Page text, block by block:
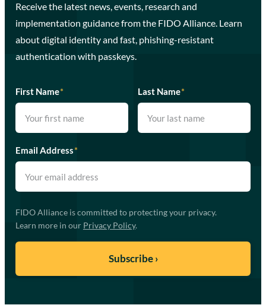
Receive the latest news, events, research and
implementation guidance from the FIDO Alliance. Learn
about digital identity and fast, phishing-resistant
authentication with passkeys.
First Name* Last Name*
Email Address*
FIDO Alliance is committed to protecting your privacy.
Learn more in our Privacy Policy.